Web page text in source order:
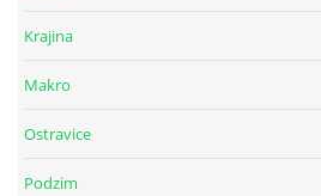
Krajina
Makro
Ostravice
Podzim